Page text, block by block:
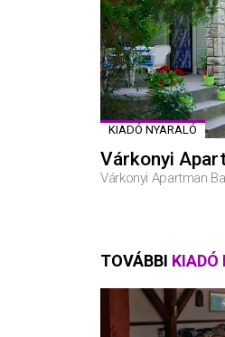
KIADÓ NYARALÓ
Várkonyi
Várkonyi Apartman
TOVÁBBI KIADÓ